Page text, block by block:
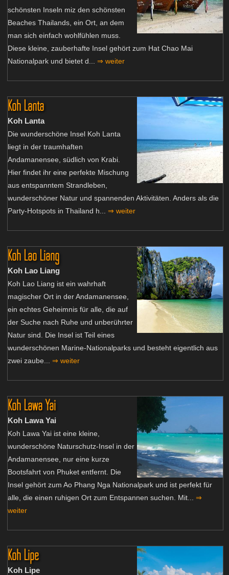
schönsten Inseln miz den schönsten
Beaches Thailands, ein Ort, an dem
man sich einfach wohlfühlen muss.
Diese kleine, zauberhafte Insel gehört zum Hat Chao Mai
Nationalpark und bietet d... ⇒ weiter
Koh Lanta
Koh Lanta
Die wunderschöne Insel Koh Lanta
liegt in der traumhaften
Andamanensee, südlich von Krabi.
Hier findet ihr eine perfekte Mischung
aus entspanntem Strandleben,
wunderschöner Natur und spannenden Aktivitäten. Anders als die
Party-Hotspots in Thailand h... ⇒ weiter
Koh Lao Liang
Koh Lao Liang
Koh Lao Liang ist ein wahrhaft
magischer Ort in der Andamanensee,
ein echtes Geheimnis für alle, die auf
der Suche nach Ruhe und unberührter
Natur sind. Die Insel ist Teil eines
wunderschönen Marine-Nationalparks und besteht eigentlich aus
zwei zaube... ⇒ weiter
Koh Lawa Yai
Koh Lawa Yai
Koh Lawa Yai ist eine kleine,
wunderschöne Naturschutz-Insel in der
Andamanensee, nur eine kurze
Bootsfahrt von Phuket entfernt. Die
Insel gehört zum Ao Phang Nga Nationalpark und ist perfekt für
alle, die einen ruhigen Ort zum Entspannen suchen. Mit... ⇒
weiter
Koh Lipe
Koh Lipe